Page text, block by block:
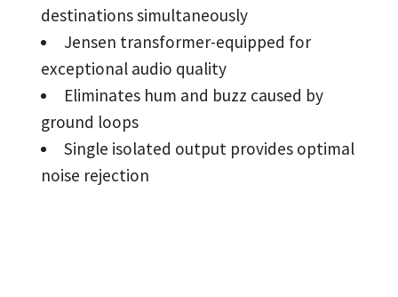
destinations simultaneously
Jensen transformer-equipped for
exceptional audio quality
Eliminates hum and buzz caused by
ground loops
Single isolated output provides optimal
noise rejection